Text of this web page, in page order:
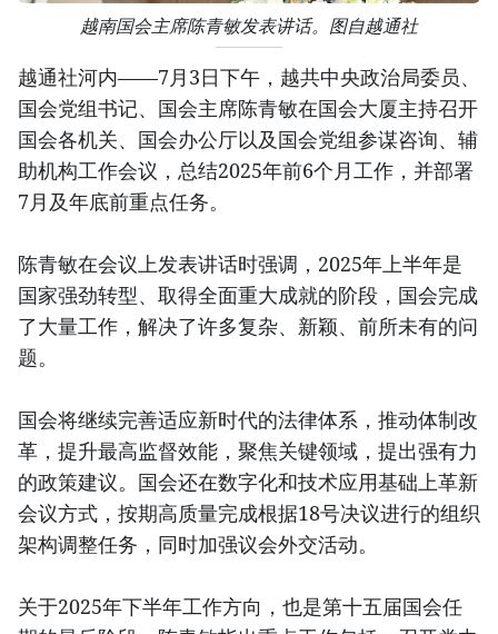
越南国会主席陈青敏发表讲话。图自越通社
越通社河内——7月3日下午，越共中央政治局委员、
国会党组书记、国会主席陈青敏在国会大厦主持召开
国会各机关、国会办公厅以及国会党组参谋咨询、辅
助机构工作会议，总结2025年前6个月工作，并部署
7月及年底前重点任务。
陈青敏在会议上发表讲话时强调，2025年上半年是
国家强劲转型、取得全面重大成就的阶段，国会完成
了大量工作，解决了许多复杂、新颖、前所未有的问
题。
国会将继续完善适应新时代的法律体系，推动体制改
革，提升最高监督效能，聚焦关键领域，提出强有力
的政策建议。国会还在数字化和技术应用基础上革新
会议方式，按期高质量完成根据18号决议进行的组织
架构调整任务，同时加强议会外交活动。
关于2025年下半年工作方向，也是第十五届国会任